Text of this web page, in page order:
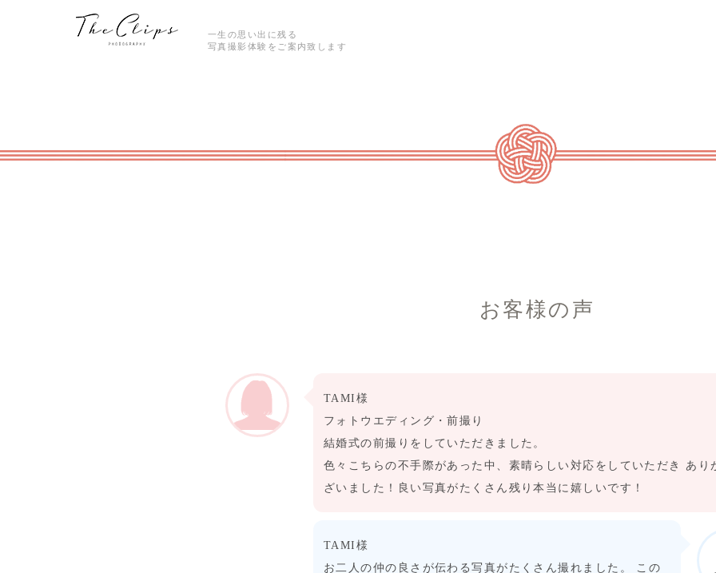
一生の思い出に残る
写真撮影体験をご案内致します
お客様の声
TAMI様
フォトウエディング・前撮り
結婚式の前撮りをしていただきました。
色々こちらの不手際があった中、素晴らしい対応をしていただき あり
ざいました！良い写真がたくさん残り本当に嬉しいです！
TAMI様
お二人の仲の良さが伝わる写真がたくさん撮れました。 この